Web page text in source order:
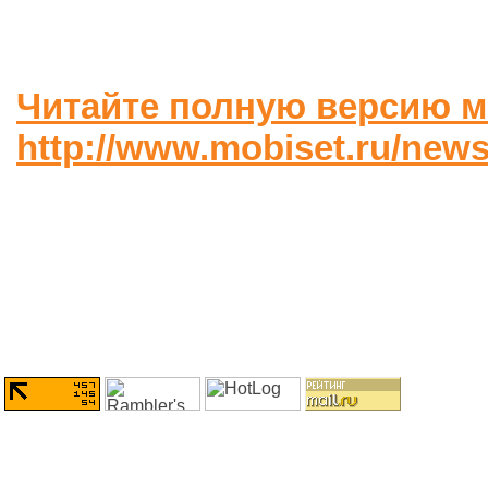
Читайте полную версию
http://www.mobiset.ru/